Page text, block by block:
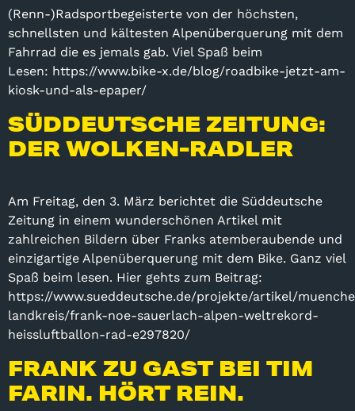
(Renn-)Radsportbegeisterte von der höchsten,
schnellsten und kältesten Alpenüberquerung mit dem
Fahrrad die es jemals gab. Viel Spaß beim
Lesen: https://www.bike-x.de/blog/roadbike-jetzt-am-
kiosk-und-als-epaper/
SÜDDEUTSCHE ZEITUNG:
DER WOLKEN-RADLER
Am Freitag, den 3. März berichtet die Süddeutsche
Zeitung in einem wunderschönen Artikel mit
zahlreichen Bildern über Franks atemberaubende und
einzigartige Alpenüberquerung mit dem Bike. Ganz viel
Spaß beim lesen. Hier gehts zum Beitrag:
https://www.sueddeutsche.de/projekte/artikel/
landkreis/frank-noe-sauerlach-alpen-weltrekord-
heissluftballon-rad-e297820/
FRANK ZU GAST BEI TIM
FARIN. HÖRT REIN.